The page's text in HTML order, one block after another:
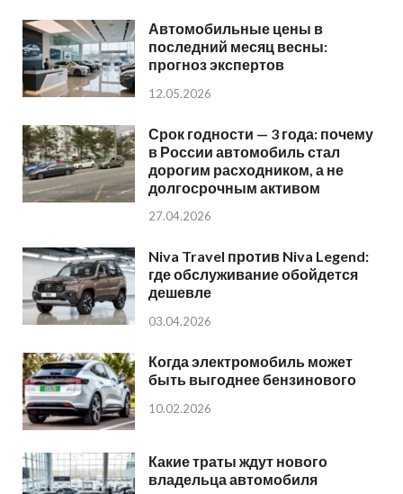
Автомобильные цены в
последний месяц весны:
прогноз экспертов
12.05.2026
Срок годности — 3 года: почему
в России автомобиль стал
дорогим расходником, а не
долгосрочным активом
27.04.2026
Niva Travel против Niva Legend:
где обслуживание обойдется
дешевле
03.04.2026
Когда электромобиль может
быть выгоднее бензинового
10.02.2026
Какие траты ждут нового
владельца автомобиля